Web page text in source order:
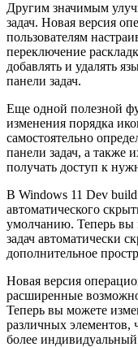
Другим значимым
задач. Новая версия
пользователям
переключение
добавлять и удалять
панели задач.
Еще одной полезной
изменения порядка
самостоятельно
панели задач, а также
получать доступ к
В Windows 11 Dev
автоматического
умолчанию. Теперь вы
задач автоматически
дополнительное
Новая версия
расширенные
Теперь вы можете
различных элементов,
более